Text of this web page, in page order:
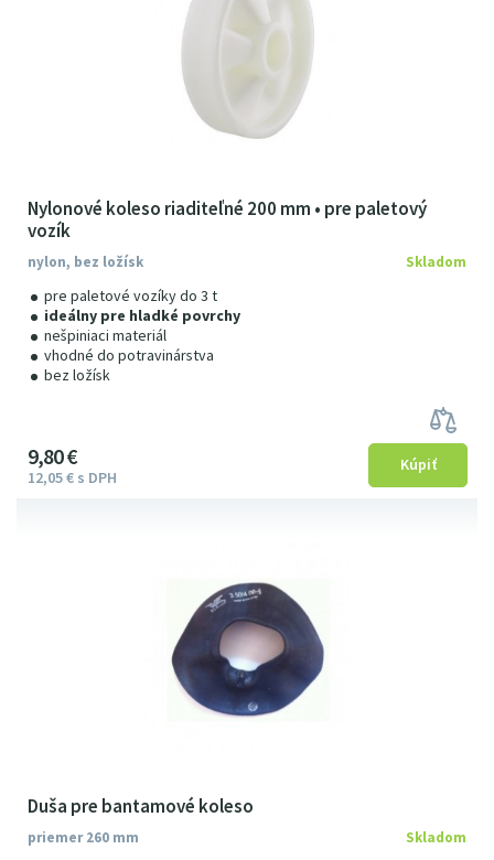
Nylonové koleso riaditeľné 200 mm • pre paletový
vozík
nylon, bez ložísk
pre paletové vozíky do 3 t
ideálny pre hladké povrchy
nešpiniaci materiál
vhodné do potravinárstva
bez ložísk
Skladom
9 80€
12 05€ s DPH
Duša pre bantamové koleso
priemer 260 mm Skladom